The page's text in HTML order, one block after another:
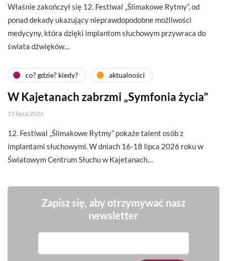
Właśnie zakończył się 12. Festiwal „Ślimakowe Rytmy”, od
ponad dekady ukazujący nieprawdopodobne możliwości
medycyny, która dzięki implantom słuchowym przywraca do
świata dźwięków…
co? gdzie? kiedy? aktualności
W Kajetanach zabrzmi „Symfonia życia”
15 lipca 2026
12. Festiwal „Ślimakowe Rytmy” pokaże talent osób z
implantami słuchowymi. W dniach 16-18 lipca 2026 roku w
Światowym Centrum Słuchu w Kajetanach…
Zapisz się, aby otrzymywać nasz
newsletter